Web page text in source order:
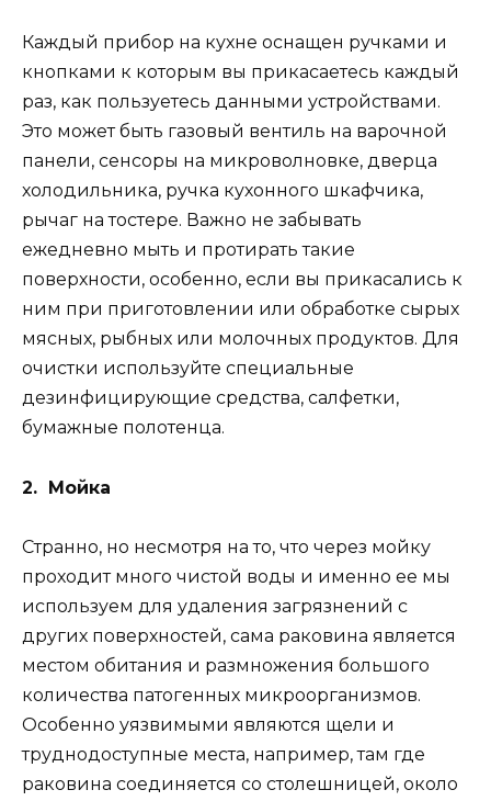
Каждый прибор на кухне оснащен ручками и
кнопками к которым вы прикасаетесь каждый
раз, как пользуетесь данными устройствами.
Это может быть газовый вентиль на варочной
панели, сенсоры на микроволновке, дверца
холодильника, ручка кухонного шкафчика,
рычаг на тостере. Важно не забывать
ежедневно мыть и протирать такие
поверхности, особенно, если вы прикасались к
ним при приготовлении или обработке сырых
мясных, рыбных или молочных продуктов. Для
очистки используйте специальные
дезинфицирующие средства, салфетки,
бумажные полотенца.
2. Мойка
Странно, но несмотря на то, что через мойку
проходит много чистой воды и именно ее мы
используем для удаления загрязнений с
других поверхностей, сама раковина является
местом обитания и размножения большого
количества патогенных микроорганизмов.
Особенно уязвимыми являются щели и
труднодоступные места, например, там где
раковина соединяется со столешницей, около